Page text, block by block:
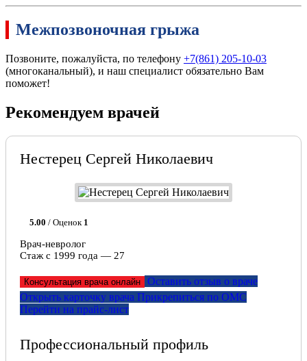
Межпозвоночная грыжа
Позвоните, пожалуйста, по телефону +7(861) 205-10-03
(многоканальный), и наш специалист обязательно Вам
поможет!
Рекомендуем врачей
Нестерец Сергей Николаевич
5.00 / Оценок 1
Врач-невролог
Стаж с 1999 года — 27
Консультация врача онлайн
Оставить отзыв о враче
Открыть карточку врача Прикрепитьcя по ОМС
Перейти на прайс-лист
Профессиональный профиль